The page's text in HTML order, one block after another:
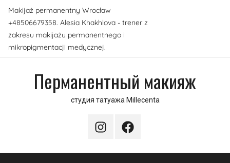
Перейти
содержимому
Makijaż permanentny Wrocław
+48506679358. Alesia Khakhlova - trener z
zakresu makijażu permanentnego i
mikropigmentacji medycznej.
Перманентный макияж
студия татуажа Millecenta
InstagramFacebook